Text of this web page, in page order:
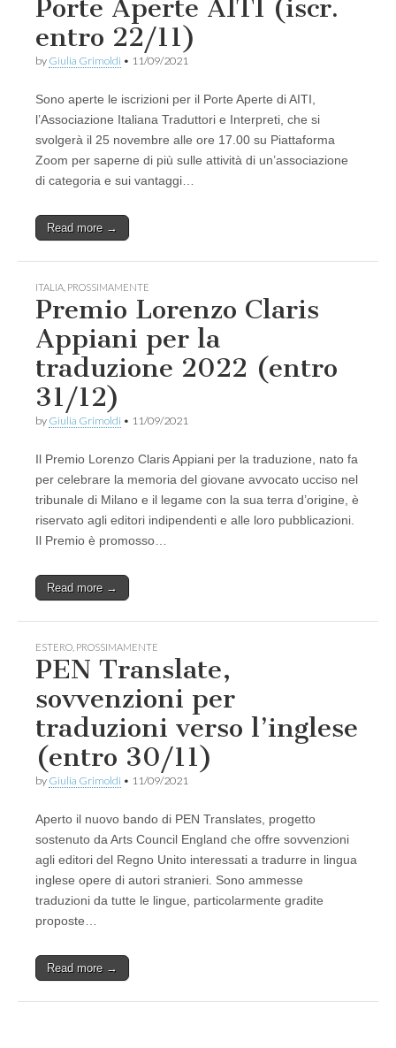
Porte Aperte AITI (iscr.
entro 22/11)
by Giulia Grimoldi • 11/09/2021
Sono aperte le iscrizioni per il Porte Aperte di AITI,
l’Associazione Italiana Traduttori e Interpreti, che si
svolgerà il 25 novembre alle ore 17.00 su Piattaforma
Zoom per saperne di più sulle attività di un’associazione
di categoria e sui vantaggi…
Read more →
ITALIA PROSSIMAMENTE
Premio Lorenzo Claris
Appiani per la
traduzione 2022 (entro
31/12)
by Giulia Grimoldi • 11/09/2021
Il Premio Lorenzo Claris Appiani per la traduzione, nato fa
per celebrare la memoria del giovane avvocato ucciso nel
tribunale di Milano e il legame con la sua terra d’origine, è
riservato agli editori indipendenti e alle loro pubblicazioni.
Il Premio è promosso…
Read more →
ESTERO PROSSIMAMENTE
PEN Translate,
sovvenzioni per
traduzioni verso l’inglese
(entro 30/11)
by Giulia Grimoldi • 11/09/2021
Aperto il nuovo bando di PEN Translates, progetto
sostenuto da Arts Council England che offre sovvenzioni
agli editori del Regno Unito interessati a tradurre in lingua
inglese opere di autori stranieri. Sono ammesse
traduzioni da tutte le lingue, particolarmente gradite
proposte…
Read more →